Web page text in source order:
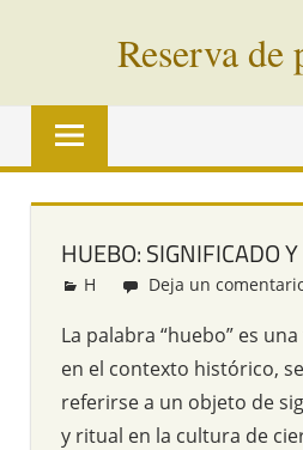
Reserva de
Palabras
vías
todo
mundo
HUEBO: SIGNIFICADO
Redacción
H Deja un
La palabra “huebo” es
en el contexto histórico,
referirse a un objeto de
y ritual en la cultura de